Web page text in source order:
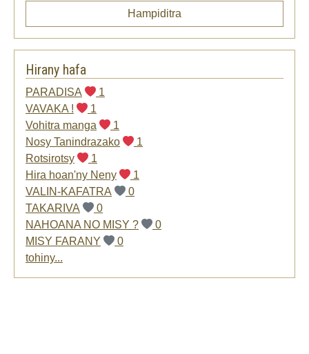
Hampiditra
Hirany hafa
PARADISA
1
VAVAKA !
1
Vohitra manga
1
Nosy Tanindrazako
1
Rotsirotsy
1
Hira hoan'ny Neny
1
VALIN-KAFATRA
0
TAKARIVA
0
NAHOANA NO MISY ?
0
MISY FARANY
0
tohiny...